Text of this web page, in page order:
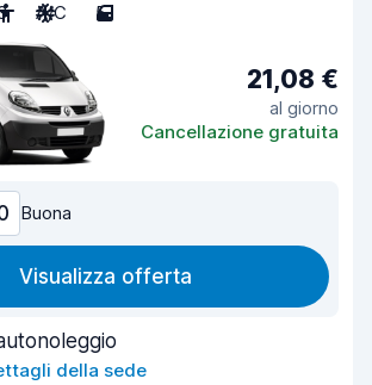
A/C 5
21,08 €
al giorno
Cancellazione gratuita
Buona
Visualizza offerta
della sede